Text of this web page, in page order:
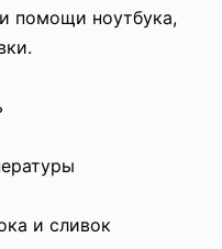
помощи ноутбука,
и сливок